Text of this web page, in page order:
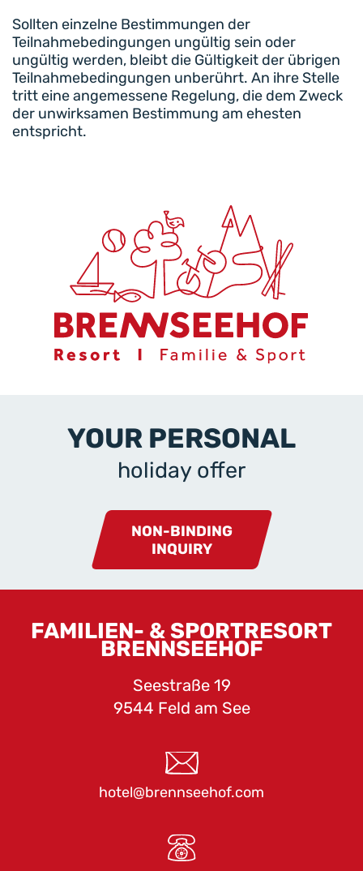
Sollten einzelne Bestimmungen der
Teilnahmebedingungen ungültig sein oder
ungültig werden, bleibt die Gültigkeit der übrigen
Teilnahmebedingungen unberührt. An ihre Stelle
tritt eine angemessene Regelung, die dem Zweck
der unwirksamen Bestimmung am ehesten
entspricht.
YOUR PERSONAL
holiday offer
NON-BINDING
INQUIRY
FAMILIEN- & SPORTRESORT
BRENNSEEHOF
Seestraße 19
9544 Feld am See
hotel@brennseehof.com